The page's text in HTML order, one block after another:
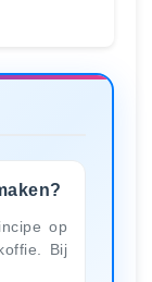
op
Bij